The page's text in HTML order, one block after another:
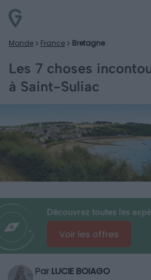
Monde France Bretagne
Les 7 choses
à Saint-Suliac
Découvrez toutes les
Voir les offres
Par LUCIE BOIAGO